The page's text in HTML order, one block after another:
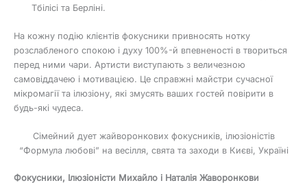
Тбілісі та Берліні.
На кожну подію клієнтів фокусники привносять нотку
розслабленого спокою і духу 100%-й впевненості в твориться
перед ними чари. Артисти виступають з величезною
самовіддачею і мотивацією. Це справжні майстри сучасної
мікромагії та ілюзіону, які змусять ваших гостей повірити в
будь-які чудеса.
Сімейний дует жайворонкових фокусників, ілюзіоністів
“Формула любові” на весілля, свята та заходи в Києві, Україні
Фокусники, Ілюзіоністи Михайло і Наталія Жаворонкови